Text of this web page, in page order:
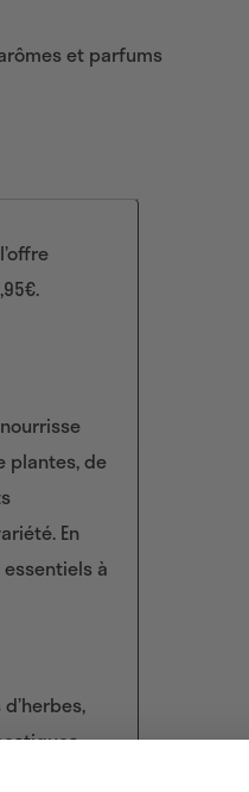
et parfums
plantes, de
En
à